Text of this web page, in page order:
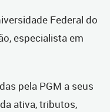
Federal do
especialista em
pela PGM a seus
ativa, tributos,